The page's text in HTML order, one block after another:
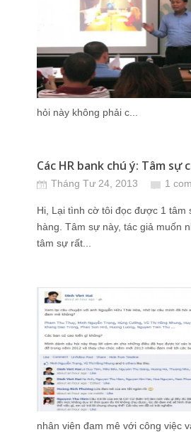
hỏi này không phải c...
Các HR bank chú ý: Tâm
Tháng Tư 24, 2013 1
Hi, Lại tình cờ tôi đọc được 1 tâm
hàng. Tâm sự này, tác giả muốn
tâm sự rất...
nhân viên đam mê với công việc